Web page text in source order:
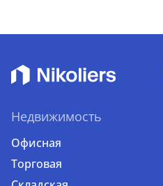
Недвижимость
Офисная
Торговая